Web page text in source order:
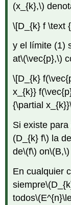
(x_{k},\)
\[D_{k} f \text
y el límite (1)
at\(\vec{p},\)
\[D_{k}
x_{k}}
{\partial
Si existe para
(D_{k} f\) la
de\(f\) on\(B,\)
En cualquier
siempre
todos